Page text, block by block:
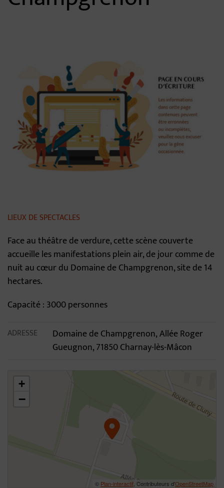
Contenu de la fiche
LIEUX DE SPECTACLES
Face au théâtre de verdure, cette scène couverte
accueille les manifestations plein air, de jour comme de
nuit au cœur du Domaine de Champgrenon, site de 14
hectares.
Capacité : 3000 personnes
ADRESSE
Domaine de Champgrenon, Allée Roger
Gueugnon, 71850 Charnay-lès-Mâcon
+
−
© Plan-interactif , Contributeurs d'OpenStreetMap